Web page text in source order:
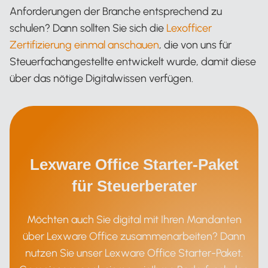
Anforderungen der Branche entsprechend zu
schulen? Dann sollten Sie sich die Lexofficer
Zertifizierung einmal anschauen, die von uns für
Steuerfachangestellte entwickelt wurde, damit diese
über das nötige Digitalwissen verfügen.
Lexware Office Starter-Paket
für Steuerberater
Möchten auch Sie digital mit Ihren Mandanten
über Lexware Office zusammenarbeiten? Dann
nutzen Sie unser Lexware Office Starter-Paket.